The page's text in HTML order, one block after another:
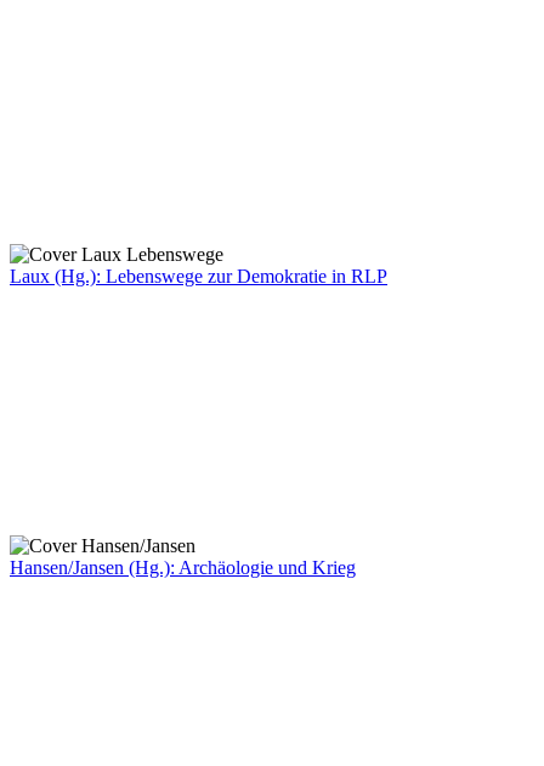
Laux (Hg.): Lebenswege zur Demokratie in RLP
Hansen/Jansen (Hg.): Archäologie und Krieg